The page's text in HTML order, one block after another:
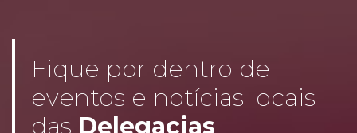
Fique por dentro de
eventos e notícias locais
das Delegacias